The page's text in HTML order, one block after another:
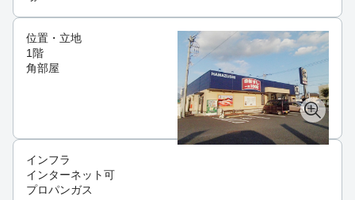
位置・立地
1階
角部屋
インフラ
インターネット可
プロパンガス